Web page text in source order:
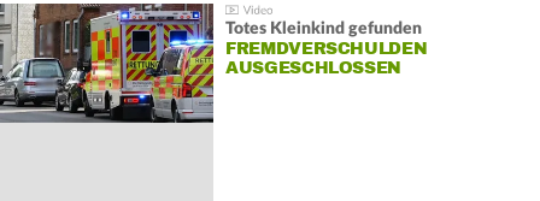
Totes Kleinkind gefunden
FREMDVERSCHULDEN
AUSGESCHLOSSEN